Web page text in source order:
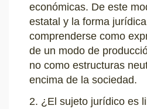
económicas. De este
estatal y la forma
comprenderse como
de un modo de
no como estructuras
encima de la sociedad.
2. ¿El sujeto jurídico es